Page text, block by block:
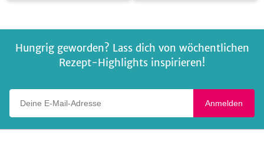
Hungrig geworden? Lass dich von wöchentlichen
Rezept-Highlights inspirieren!
Anmelden